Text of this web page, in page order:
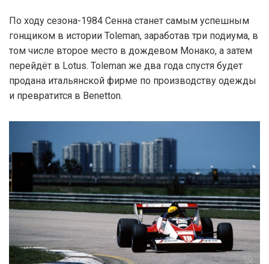
По ходу сезона-1984 Сенна станет самым успешным
гонщиком в истории Toleman, заработав три подиума, в
том числе второе место в дождевом Монако, а затем
перейдёт в Lotus. Toleman же два года спустя будет
продана итальянской фирме по производству одежды
и превратится в Benetton.